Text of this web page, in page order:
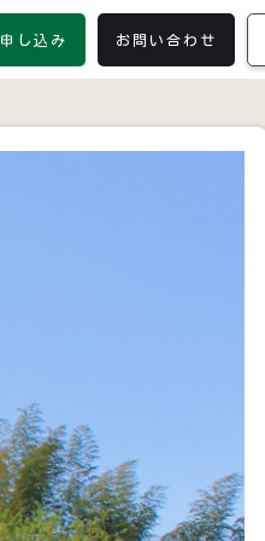
申し込み お問い合わせ